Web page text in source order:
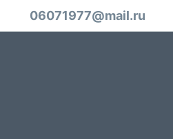
06071977@mail.ru